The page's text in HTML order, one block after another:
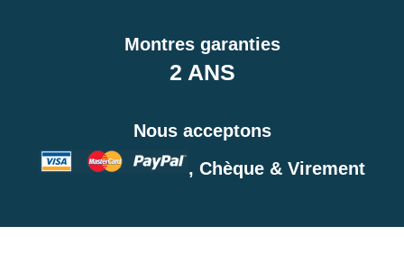
Montres garanties
2 ANS
Nous acceptons
, Chèque & Virement